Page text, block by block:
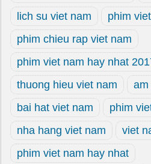
lich su viet nam
phim
phim chieu rap viet nam
phim viet nam hay nhat
thuong hieu viet nam
am
bai hat viet nam
phim
nha hang viet nam
viet
phim viet nam hay nhat